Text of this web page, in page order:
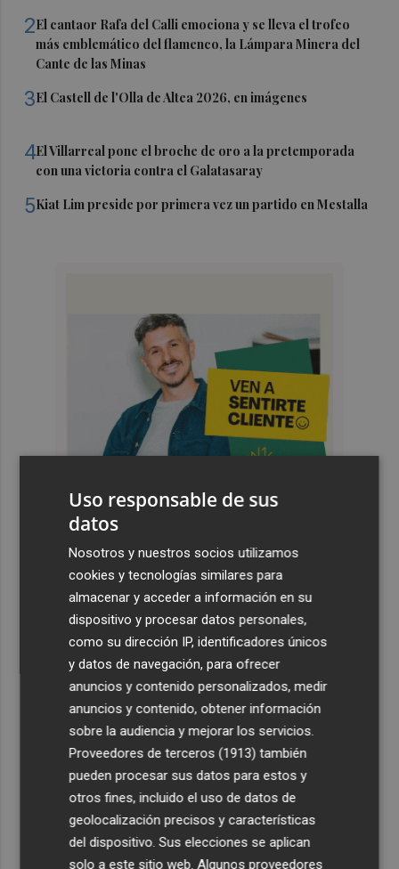
2El cantaor Rafa del Calli emociona y se lleva el trofeo
más emblemático del flamenco, la Lámpara Minera del
Cante de las Minas
3El Castell de l'Olla de Altea 2026, en imágenes
4El Villarreal pone el broche de oro a la pretemporada
con una victoria contra el Galatasaray
5Kiat Lim preside por primera vez un partido en Mestalla
Uso responsable de sus
datos
Nosotros y nuestros socios utilizamos
cookies y tecnologías similares para
almacenar y acceder a información en su
dispositivo y procesar datos personales,
como su dirección IP, identificadores únicos
y datos de navegación, para ofrecer
anuncios y contenido personalizados, medir
anuncios y contenido, obtener información
sobre la audiencia y mejorar los servicios.
Proveedores de terceros (1913) también
pueden procesar sus datos para estos y
otros fines, incluido el uso de datos de
geolocalización precisos y características
del dispositivo. Sus elecciones se aplican
solo a este sitio web. Algunos proveedores